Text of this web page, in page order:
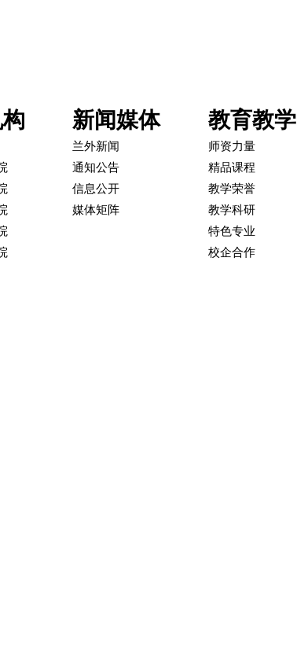
新闻媒体
兰外新闻
通知公告
信息公开
媒体矩阵
教育教学
师资力量
精品课程
教学荣誉
教学科研
特色专业
校企合作